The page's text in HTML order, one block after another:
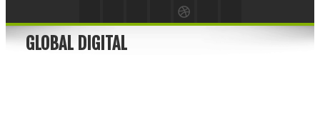
GLOBAL DIGITAL